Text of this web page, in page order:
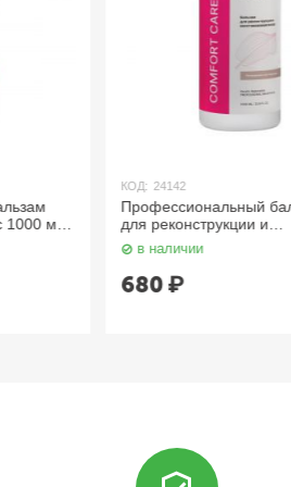
Профессиональный бальзам
для реконструкции и
восстановления волос 1000 мл
в наличии